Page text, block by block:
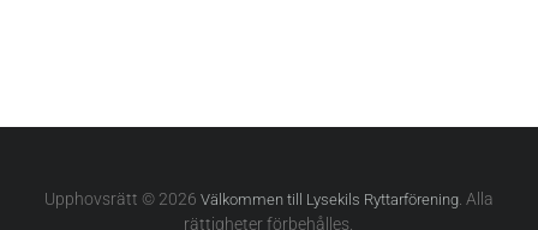
Upphovsrätt © 2026 Välkommen till Lysekils Ryttarförening. Alla
rättigheter förbehålles.